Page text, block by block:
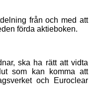
från och med att
förda aktieboken.
ska ha rätt att vidta
som kan komma att
och Euroclear